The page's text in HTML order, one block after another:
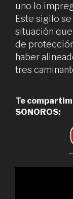
uno lo
Este sigilo
situación
de
haber
tres
Te
SONOROS: